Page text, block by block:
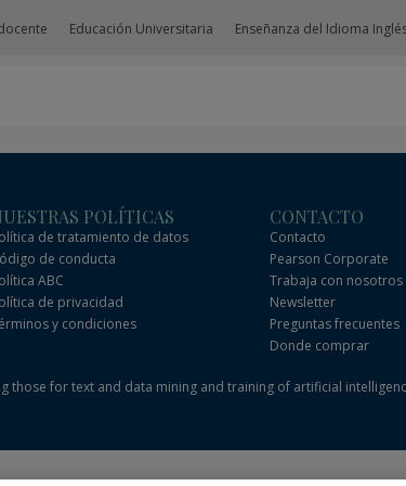
Educación Universitaria Enseñanza del Idioma
POLÍTICAS
de tratamiento de datos
de conducta
ABC
de privacidad
y condiciones
CONTACTO
Contacto
Pearson Corporate
Trabaja con nosotros
Newsletter
Preguntas frecuentes
Donde comprar
those for text and data mining and training of artificial